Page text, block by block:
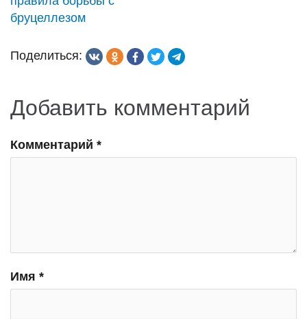
бруцеллезом
Поделиться:
Добавить комментарий
Комментарий *
Имя *